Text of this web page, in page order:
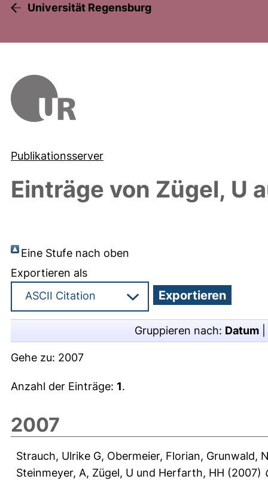
Universität Regensburg
Publikationsserver
Einträge von Zügel, U
Eine Stufe nach oben
Exportieren als
Gruppieren nach: Datum
Gehe zu: 2007
Anzahl der Einträge: 1.
2007
Strauch, Ulrike G, Obermeier, Florian, Grunwald,
Steinmeyer, A, Zügel, U und Herfarth, HH (2007)